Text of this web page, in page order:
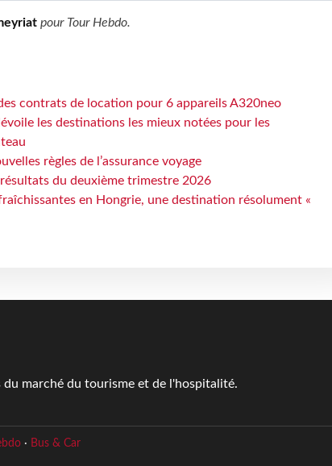
pour Tour Hebdo.
contrats de location pour 6 appareils A320neo
les destinations les mieux notées pour les
règles de l’assurance voyage
du deuxième trimestre 2026
en Hongrie, une destination résolument «
marché du tourisme et de l'hospitalité.
· Bus & Car